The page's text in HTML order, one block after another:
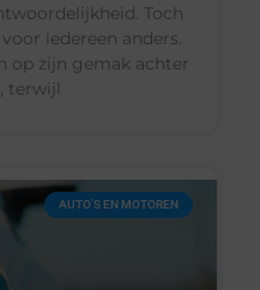
Toch
iedereen anders.
op zijn gemak achter
terwijl
AUTO’S EN MOTOREN